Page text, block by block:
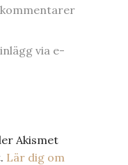
via e-
Akismet
Lär dig om